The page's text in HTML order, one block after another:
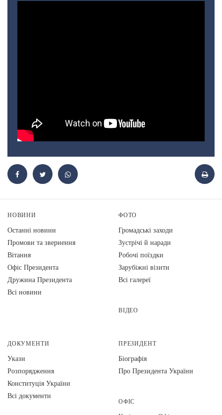
НОВИНИ
Останні новини
Промови та звернення
Вiтання
Офіс Президента
Дружина Президента
Всі новини
ФОТО
Громадські заходи
Зустрічі й наради
Робочі поїздки
Зарубіжні візити
Всі галереї
ВІДЕО
ДОКУМЕНТИ
Укази
Розпорядження
Конституція України
Всі документи
ПРЕЗИДЕНТ
Біографія
Про Президента України
ОФІС